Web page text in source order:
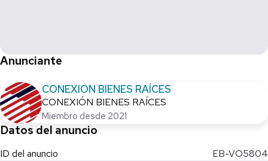
Anunciante
CONEXION BIENES RAÍCES
CONEXIÓN BIENES RAÍCES
Miembro desde 2021
Datos del anuncio
ID del anuncio
EB-VO5804